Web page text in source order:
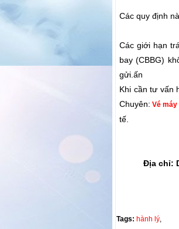
Các quy định
Các giới hạn
bay (CBBG)
gửi.ấn
Khi cần tư vấn
Chuyên: Vé máy
tế.
Địa chỉ:
Tags: hành lý,